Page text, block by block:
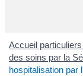
Accueil particuliers
des soins par la
hospitalisation par